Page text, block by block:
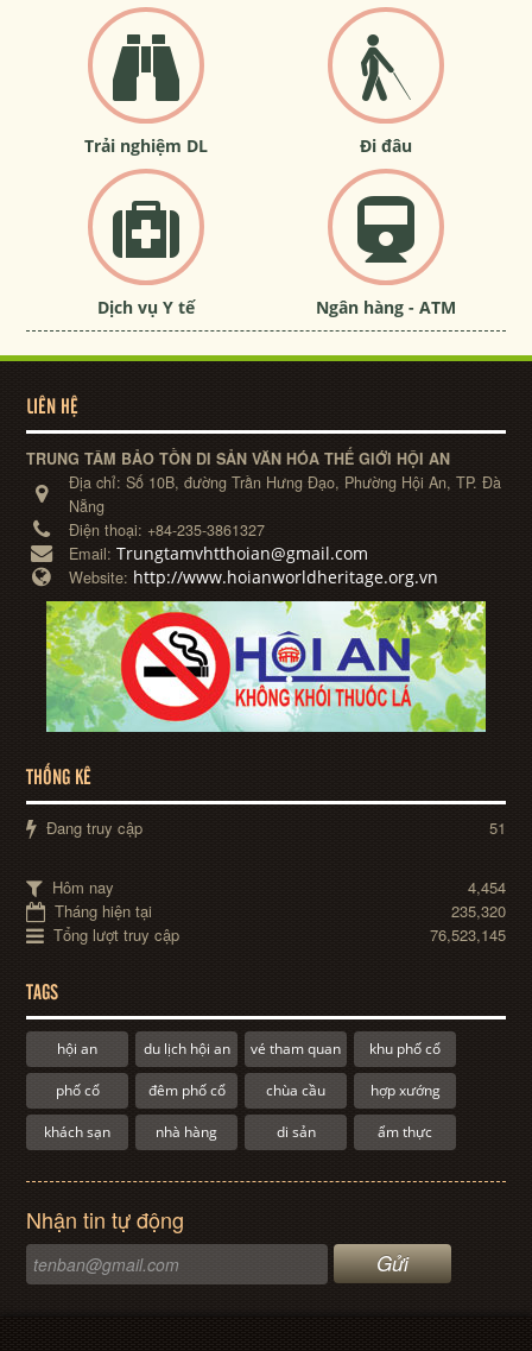
Trải nghiệm DL Đi đâu
Dịch vụ Y tế Ngân hàng - ATM
LIÊN HỆ
TRUNG TÂM BẢO TỒN DI SẢN VĂN HÓA THẾ GIỚI HỘI AN
Địa chỉ:Số 10B, đường Trần Hưng Đạo, Phường Hội An, TP. Đà
Nẵng
Điện thoại: +84-235-3861327
Email:Trungtamvhtthoian@gmail.com
Website: http://www.hoianworldheritage.org.vn
THỐNG KÊ
Đang truy cập 51
Hôm nay
4,454
Tháng hiện tại
235,320
Tổng lượt truy cập
76,523,145
TAGS
hội an du lịch hội an vé tham quan khu phố cổ
phố cổ đêm phố cổ chùa cầu hợp xướng
khách sạn nhà hàng di sản ẩm thực
Nhận tin tự động